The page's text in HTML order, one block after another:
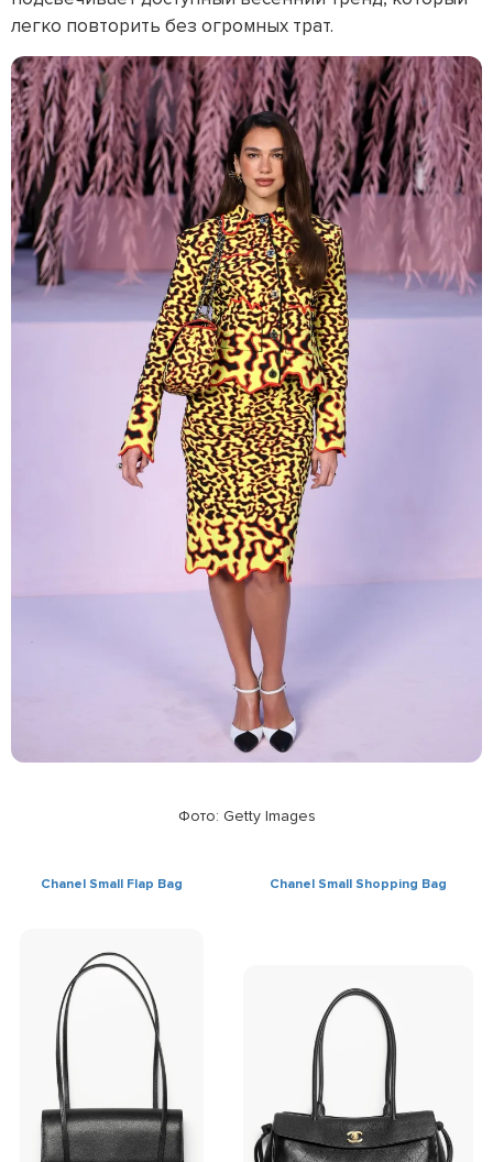
легко повторить без огромных трат.
Фото: Getty Images
Chanel Small Flap Bag Chanel Small Shopping Bag